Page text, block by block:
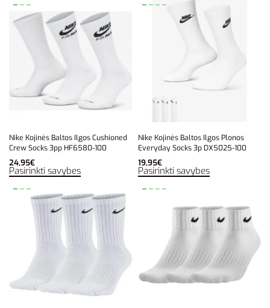
Nike Kojinės Baltos Ilgos Cushioned
Crew Socks 3pp HF6580-100
24,95€
Pasirinkti savybes
Nike Kojinės Baltos Ilgos Plonos
Everyday Socks 3p DX5025-100
19,95€
Pasirinkti savybes